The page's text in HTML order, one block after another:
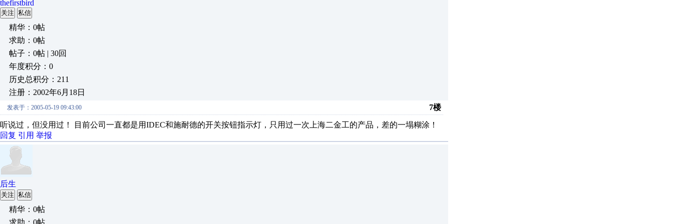
thefirstbird
关注 私信
精华：0帖
求助：0帖
帖子：0帖 | 30回
年度积分：0
历史总积分：211
注册：2002年6月18日
发表于：2005-05-19 09:43:00 7楼
听说过，但没用过！ 目前公司一直都是用IDEC和施耐德的开关按钮指示灯，只用过一次上海二金工的产品，差的一塌糊涂！
回复 引用 举报
后生
关注 私信
精华：0帖
求助：0帖